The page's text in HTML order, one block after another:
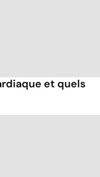
et quels